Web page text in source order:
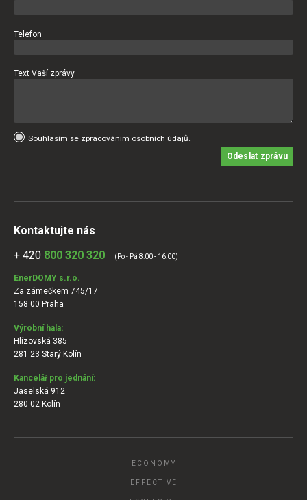
Telefon
Text Vaší zprávy
Souhlasím se zpracováním osobních údajů.
Odeslat zprávu
Kontaktujte nás
+ 420 800 320 320 (Po - Pá 8:00 - 16:00)
EnerDOMY s.r.o.
Za zámečkem 745/17
158 00 Praha
Výrobní hala:
Hlízovská 385
281 23 Starý Kolín
Kancelář pro jednání:
Jaselská 912
280 02 Kolín
ECONOMY
EFFECTIVE